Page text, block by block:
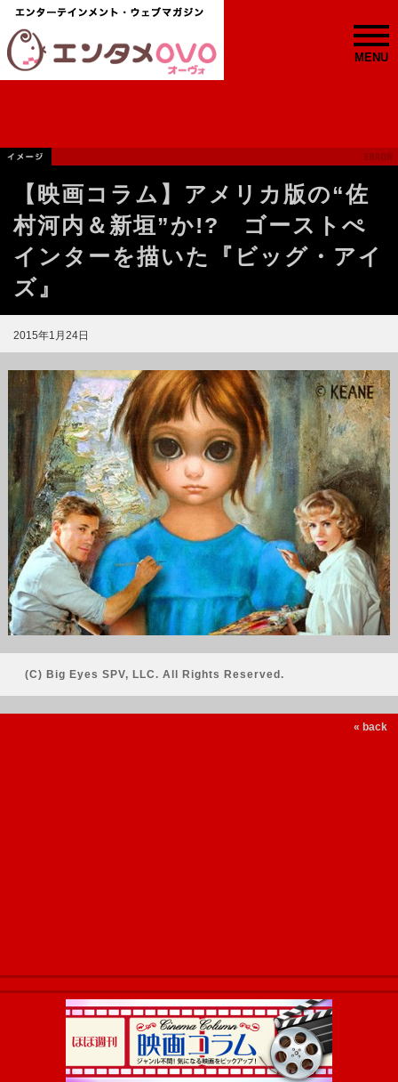
MENU
【映画コラム】アメリカ版の“佐
村河内＆新垣”か!? ゴーストぺ
インターを描いた『ビッグ・アイ
ズ』
2015年1月24日
(C) Big Eyes SPV, LLC. All Rights Reserved.
« back